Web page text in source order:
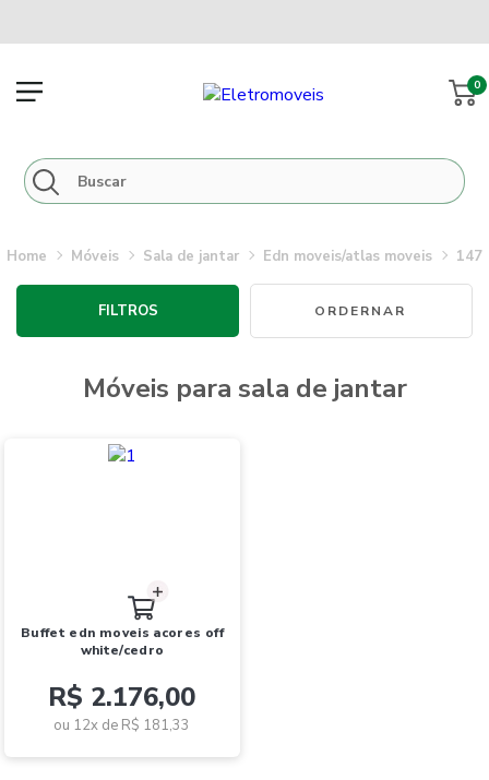
0
móveis sala de jantar edn moveis/atlas moveis 147
móveis para sala de jantar
FILTROS
buffet edn moveis acores off
white/cedro
R$ 2.176,00
ou 12x de R$ 181,33